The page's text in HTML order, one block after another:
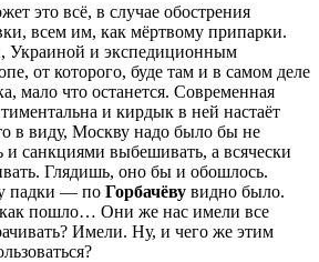
это всё, в случае обострения
всем им, как мёртвому припарки.
Украиной и экспедиционным
от которого, буде там и в самом деле
мало что останется. Современная
и кирдык в ней настаёт
в виду, Москву надо было бы не
и санкциями выбешивать, а всячески
Глядишь, оно бы и обошлось.
падки — по Горбачёву видно было.
пошло… Они же нас имели все
Имели. Ну, и чего же этим